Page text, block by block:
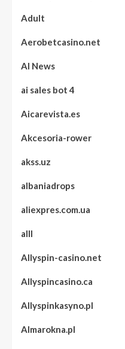
Adult
Aerobetcasino.net
AI News
ai sales bot 4
Aicarevista.es
Akcesoria-rower
akss.uz
albaniadrops
aliexpres.com.ua
alll
Allyspin-casino.net
Allyspincasino.ca
Allyspinkasyno.pl
Almarokna.pl